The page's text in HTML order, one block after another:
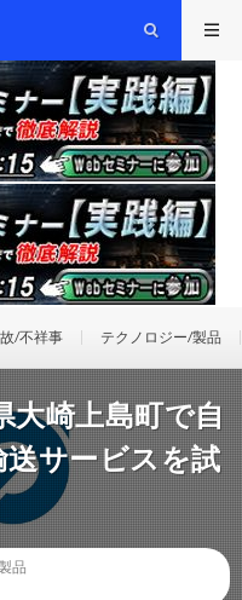
/不祥事 テクノロジー/製品
大崎上島町で自
送サービスを試
品